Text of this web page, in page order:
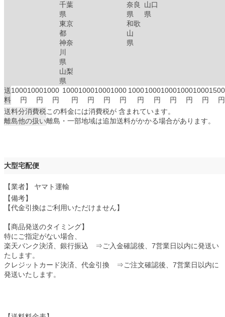
千葉
県
東京
都
神奈
川
県
山梨
県
奈良
県
和歌
山
県
山口
県
送
料
1000
円
1000
円
1000
円
1000
円
1000
円
1000
円
1000
円
1000
円
1000
円
1000
円
1000
円
1000
円
1500
円
送料分消費税この料金には消費税が 含まれています。
離島他の扱い離島・一部地域は追加送料がかかる場合があります。
大型宅配便
【業者】 ヤマト運輸
【備考】
【代金引換はご利用いただけません】
【商品発送のタイミング】
特にご指定がない場合、
楽天バンク決済、銀行振込 ⇒ご入金確認後、7営業日以内に発送い
たします。
クレジットカード決済、代金引換 ⇒ご注文確認後、7営業日以内に
発送いたします。